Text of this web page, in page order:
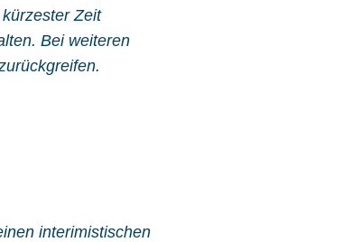
Zeit
Bei weiteren
interimistischen